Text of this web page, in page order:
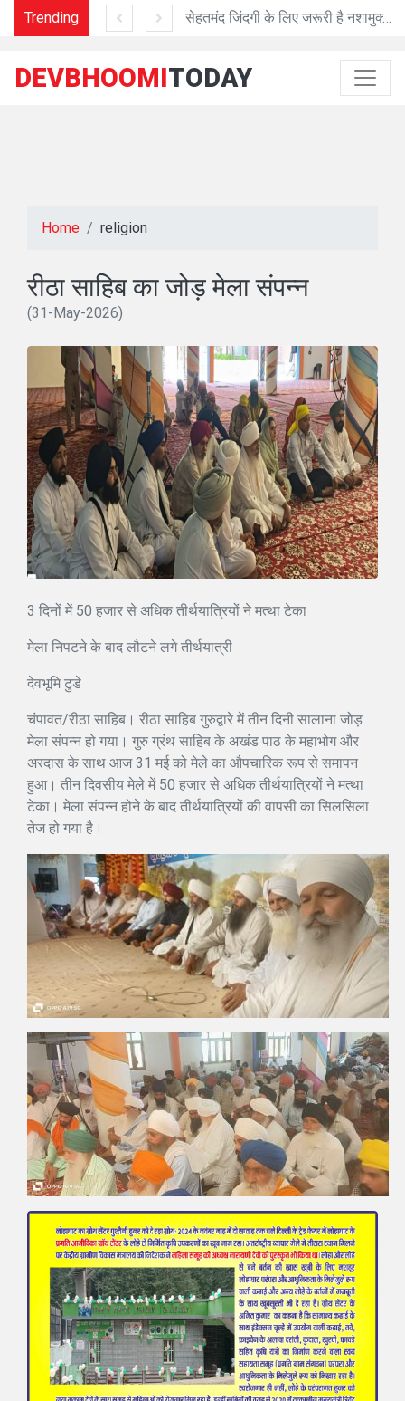
Trending
बाद चंपावत को मिलेंगे DFO सेहतमंद जिंदगी के लिए जरूरी है नशामुक्त जिंदगी
DEVBHOOMITODAY
Home religion
रीठा साहिब का जोड़ मेला संपन्न
(31-May-2026)
3 दिनों में 50 हजार से अधिक तीर्थयात्रियों ने मत्था टेका
मेला निपटने के बाद लौटने लगे तीर्थयात्री
देवभूमि टुडे
चंपावत/रीठा साहिब। रीठा साहिब गुरुद्वारे में तीन दिनी सालाना जोड़
मेला संपन्न हो गया। गुरु ग्रंथ साहिब के अखंड पाठ के महाभोग और
अरदास के साथ आज 31 मई को मेले का औपचारिक रूप से समापन
हुआ। तीन दिवसीय मेले में 50 हजार से अधिक तीर्थयात्रियों ने मत्था
टेका। मेला संपन्न होने के बाद तीर्थयात्रियों की वापसी का सिलसिला
तेज हो गया है।